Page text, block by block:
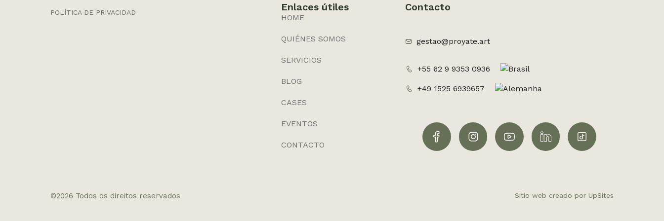
POLÍTICA DE PRIVACIDAD Enlaces útiles
HOME
QUIÉNES SOMOS
SERVICIOS
BLOG
CASES
EVENTOS
CONTACTO
Contacto
gestao@proyate.art
+55 62 9 9353 0936
+49 1525 6939657
©2026 Todos os direitos reservados Sitio web creado por UpSites